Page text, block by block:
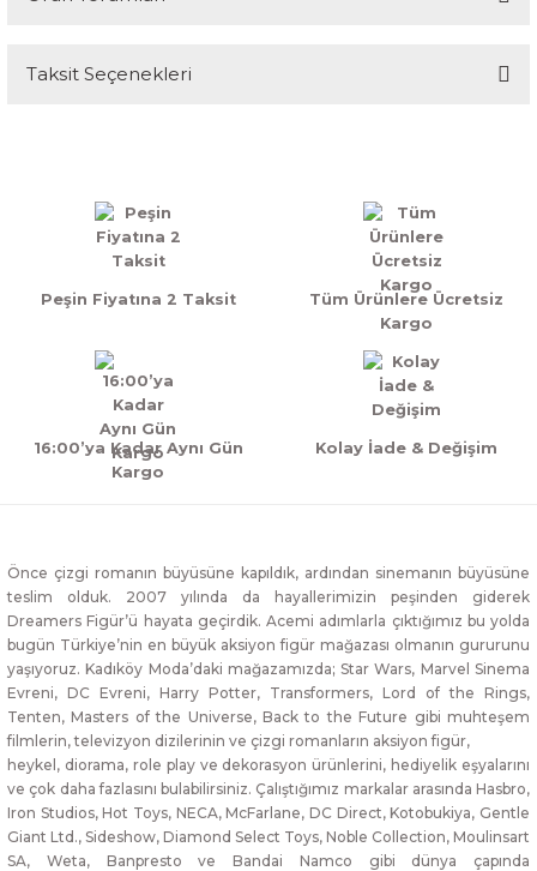
Bu ürüne ilk yorumu siz yapın!
Taksit Seçenekleri
Peşin Fiyatına 2 Taksit
Tüm Ürünlere Ücretsiz
Kargo
16:00’ya Kadar Aynı Gün
Kargo
Kolay İade & Değişim
Önce çizgi romanın büyüsüne kapıldık, ardından sinemanın büyüsüne
teslim olduk. 2007 yılında da hayallerimizin peşinden giderek
Dreamers Figür’ü hayata geçirdik. Acemi adımlarla çıktığımız bu yolda
bugün Türkiye’nin en büyük aksiyon figür mağazası olmanın gururunu
yaşıyoruz. Kadıköy Moda’daki mağazamızda; Star Wars, Marvel Sinema
Evreni, DC Evreni, Harry Potter, Transformers, Lord of the Rings,
Tenten, Masters of the Universe, Back to the Future gibi muhteşem
filmlerin, televizyon dizilerinin ve çizgi romanların aksiyon figür,
heykel, diorama, role play ve dekorasyon ürünlerini, hediyelik eşyalarını
ve çok daha fazlasını bulabilirsiniz. Çalıştığımız markalar arasında Hasbro,
Iron Studios, Hot Toys, NECA, McFarlane, DC Direct, Kotobukiya, Gentle
Giant Ltd., Sideshow, Diamond Select Toys, Noble Collection, Moulinsart
SA, Weta, Banpresto ve Bandai Namco gibi dünya çapında